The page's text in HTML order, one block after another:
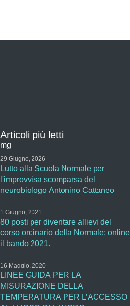
Articoli più letti
29 Giugno, 2026
Lutto alla Scuola Normale per
l'improvvisa scomparsa del
neurobiologo Antonino Cattaneo
1 Giugno, 2021
80 posti per diventare allievi del
corso ordinario della Normale: online
il bando 2021.
16 Maggio, 2020
LINEE GUIDA PER LA
MISURAZIONE DELLA
TEMPERATURA PER L’ACCESSO